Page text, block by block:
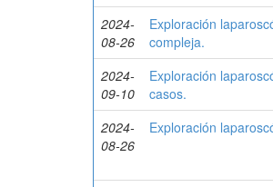
2024-
08-26
Exploración
compleja.
2024-
09-10
Exploración
casos.
2024-
08-26
Exploración